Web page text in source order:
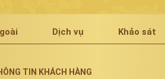
Dịch vụ Khảo sát
TIN KHÁCH HÀNG